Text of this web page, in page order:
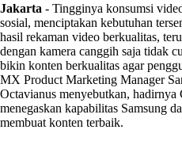
Jakarta - Tingginya konsumsi
sosial, menciptakan kebutuhan
hasil rekaman video berkualitas,
dengan kamera canggih saja tidak
bikin konten berkualitas agar
MX Product Marketing Manager
Octavianus menyebutkan, hadirnya
menegaskan kapabilitas Samsung
membuat konten terbaik.